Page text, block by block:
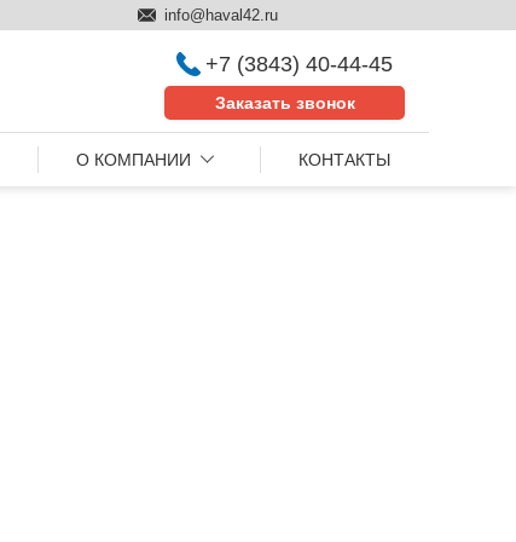
info@haval42.ru
+7 (3843) 40-44-45
Заказать звонок
О КОМПАНИИ КОНТАКТЫ